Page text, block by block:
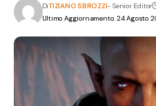
Ultimo Aggiornamento: 24 Agosto
DiTIZIANO SBROZZI- Senior Editor